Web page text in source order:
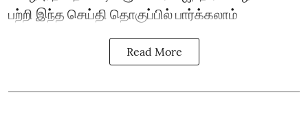
பற்றி இந்த செய்தி தொகுப்பில் பார்க்கலாம்
Read More